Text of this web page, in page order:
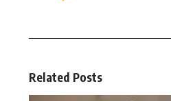
Related Posts